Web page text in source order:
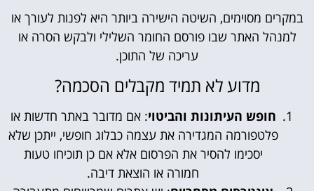
במקרים מסוימים, השיטה הישירה ביותר היא לפנות לעורך או
למנהל האתר שבו פורסם החומר השלילי ולבקש הסרה או
עריכה של התוכן.
מדוע לא תמיד מקבלים הסכמה?
חופש העיתונות והביטוי: אם מדובר באתר חדשות או
פלטפורמה המגדירה את עצמה כבלוג חופשי, ייתכן שלא
יסכימו להסיר את הפרסום אלא אם כן תוכיחו טעות
חמורה או הוצאת דיבה.